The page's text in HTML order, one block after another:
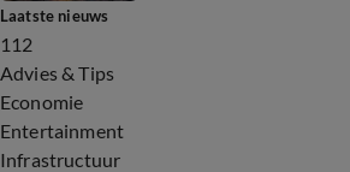
Laatste nieuws
112
Advies & Tips
Economie
Entertainment
Infrastructuur